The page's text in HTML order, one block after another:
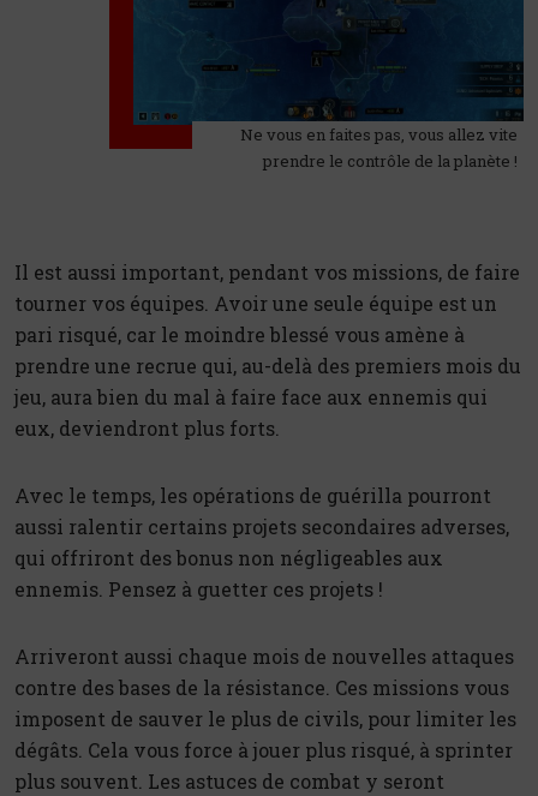
Ne vous en faites pas, vous allez vite
prendre le contrôle de la planète !
Il est aussi important, pendant vos missions, de faire
tourner vos équipes. Avoir une seule équipe est un
pari risqué, car le moindre blessé vous amène à
prendre une recrue qui, au-delà des premiers mois du
jeu, aura bien du mal à faire face aux ennemis qui
eux, deviendront plus forts.
Avec le temps, les opérations de guérilla pourront
aussi ralentir certains projets secondaires adverses,
qui offriront des bonus non négligeables aux
ennemis. Pensez à guetter ces projets !
Arriveront aussi chaque mois de nouvelles attaques
contre des bases de la résistance. Ces missions vous
imposent de sauver le plus de civils, pour limiter les
dégâts. Cela vous force à jouer plus risqué, à sprinter
plus souvent. Les astuces de combat y seront